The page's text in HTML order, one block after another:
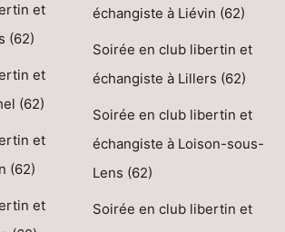
et
(62)
et
(62)
et
(62)
et
échangiste à Liévin (62)
Soirée en club libertin et
échangiste à Lillers (62)
Soirée en club libertin et
échangiste à Loison-sous-
Lens (62)
Soirée en club libertin et